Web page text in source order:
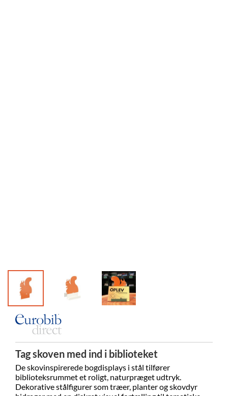
Tag skoven med ind i biblioteket
De skovinspirerede bogdisplays i stål tilfører
biblioteksrummet et roligt, naturpræget udtryk.
Dekorative stålfigurer som træer, planter og skovdyr